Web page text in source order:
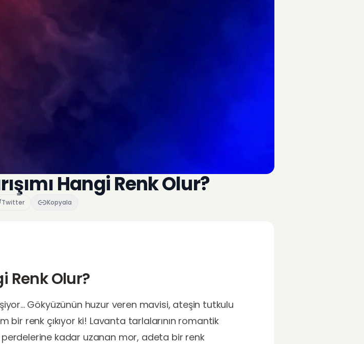
Hangi Renk Olur?
Twitter Kopyala
Renk Olur?
Gökyüzünün huzur veren mavisi, ateşin tutkulu
bir renk çıkıyor ki! Lavanta tarlalarının romantik
kadar uzanan mor, adeta bir renk